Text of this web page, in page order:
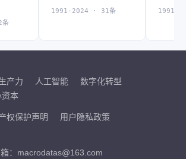
1991-2024 · 31条 1991-
产力 人工智能
数字化转型
资本
权保护声明
用户隐私政策
：macrodatas@163.com